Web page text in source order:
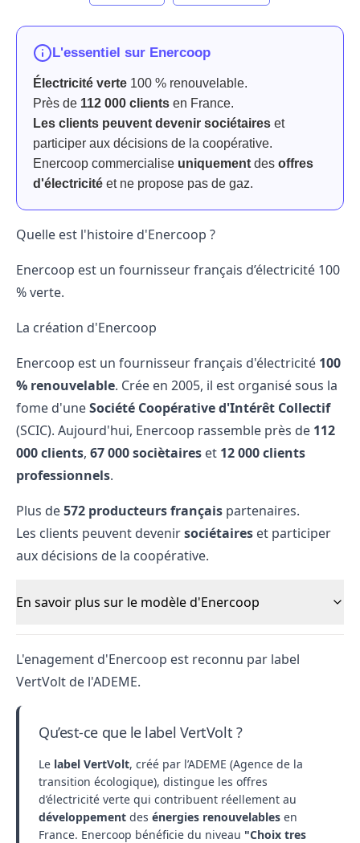
L'essentiel sur Enercoop
Électricité verte 100 % renouvelable.
Près de 112 000 clients en France.
Les clients peuvent devenir sociétaires et
participer aux décisions de la coopérative.
Enercoop commercialise uniquement des offres
d'électricité et ne propose pas de gaz.
Quelle est l'histoire d'Enercoop ?
Enercoop est un fournisseur français d’électricité 100
% verte.
La création d'Enercoop
Enercoop est un fournisseur français d'électricité 100
% renouvelable. Crée en 2005, il est organisé sous la
fome d'uneSociété Coopérative d'Intérêt Collectif
(SCIC). Aujourd'hui, Enercoop rassemble près de 112
000 clients, 67 000 sociètaires et 12 000 clients
professionnels.
Plus de572 producteurs français partenaires.
Les clients peuvent devenirsociétaires et participer
aux décisions de la coopérative.
En savoir plus sur le modèle d'Enercoop
L'enagement d'Enercoop est reconnu par label
VertVolt de l'ADEME.
Qu’est-ce que le label VertVolt ?
Le label VertVolt, créé par l’ADEME (Agence de la
transition écologique), distingue les offres
d’électricité verte qui contribuent réellement au
développement des énergies renouvelables en
France. Enercoop bénéficie du niveau "Choix tres